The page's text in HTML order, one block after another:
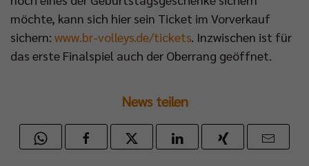
möchte, kann sich hier sein Ticket im Vorverkauf
sichern: www.br-volleys.de/tickets. Inzwischen ist für
das erste Finalspiel auch der Oberrang geöffnet.
News teilen